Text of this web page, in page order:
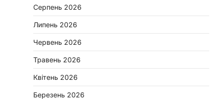
Серпень 2026
Липень 2026
Червень 2026
Травень 2026
Квітень 2026
Березень 2026